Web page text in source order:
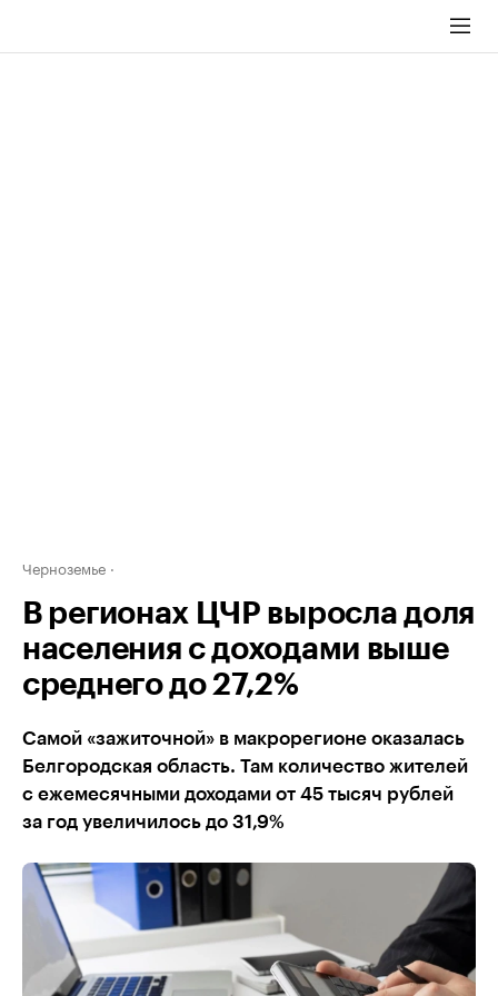
Черноземье
В регионах ЦЧР выросла доля
населения с доходами выше
среднего до 27,2%
Самой «зажиточной» в макрорегионе оказалась
Белгородская область. Там количество жителей
с ежемесячными доходами от 45 тысяч рублей
за год увеличилось до 31,9%